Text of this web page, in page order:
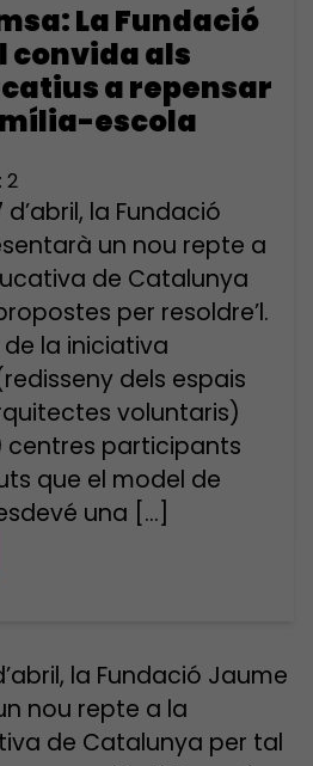
La Fundació
convida als
a repensar
escola
2
la Fundació
un nou repte a
de Catalunya
per resoldre’l.
de la iniciativa
dels espais
voluntaris)
centres participants
que el model de
una […]
la Fundació Jaume
nou repte a la
de Catalunya per tal